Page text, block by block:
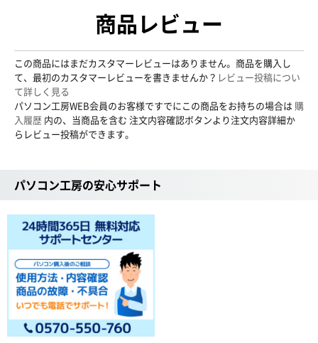
商品レビュー
この商品にはまだカスタマーレビューはありません。商品を購入し
て、最初のカスタマーレビューを書きませんか？ レビュー投稿につい
て詳しく見る
パソコン工房WEB会員のお客様ですでにこの商品をお持ちの場合は 購
入履歴 内の、当商品を含む 注文内容確認ボタンより注文内容詳細か
らレビュー投稿ができます。
パソコン工房の安心サポート